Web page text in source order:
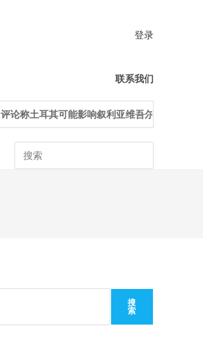
登录
联系我们
称土耳其可能影响叙利亚维吾尔人下一代身份
Search
搜
索